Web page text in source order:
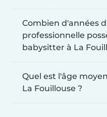
Combien d'années
professionnelle
babysitter à La
Quel est l'âge
La Fouillouse ?